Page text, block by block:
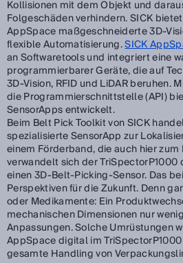
Kollisionen mit dem Objekt und
Folgeschäden verhindern. SICK
AppSpace maßgeschneiderte 3D-
flexible Automatisierung.SICK
an Softwaretools und integriert eine
programmierbarer Geräte, die auf
3D-Vision, RFID und LiDAR beruhen.
die Programmierschnittstelle (API)
SensorApps entwickelt.
Beim Belt Pick Toolkit von SICK
spezialisierte SensorApp zur
einem Förderband, die auch hier
verwandelt sich der TriSpectorP1000
einen 3D-Belt-Picking-Sensor. Das
Perspektiven für die Zukunft. Denn
oder Medikamente: Ein
mechanischen Dimensionen nur
Anpassungen. Solche Umrüstungen
AppSpace digital im
gesamte Handling von